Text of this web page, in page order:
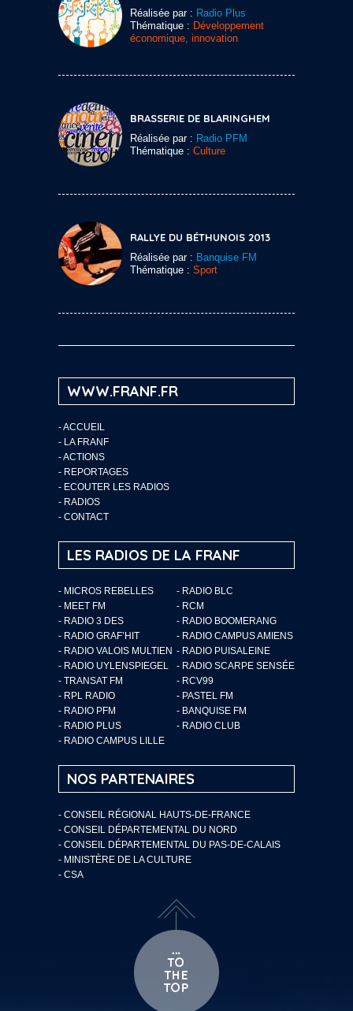
Réalisée par : Radio Plus
Thématique : Développement
économique, innovation
BRASSERIE DE BLARINGHEM
Réalisée par : Radio PFM
Thématique : Culture
RALLYE DU BÉTHUNOIS 2013
Réalisée par : Banquise FM
Thématique : Sport
WWW.FRANF.FR
-ACCUEIL
- LA FRANF
-ACTIONS
- REPORTAGES
- ECOUTER LES RADIOS
- RADIOS
- CONTACT
LES RADIOS DE LA FRANF
- MICROS REBELLES
- RADIO BLC
- MEET FM
- RCM
- RADIO 3 DES
- RADIO BOOMERANG
- RADIO GRAF’HIT
- RADIO CAMPUS AMIENS
- RADIO VALOIS MULTIEN - RADIO PUISALEINE
- RADIO UYLENSPIEGEL
- RADIO SCARPE SENSÉE
- TRANSAT FM
- RCV99
- RPL RADIO
- PASTEL FM
- RADIO PFM
- BANQUISE FM
- RADIO PLUS
- RADIO CLUB
- RADIO CAMPUS LILLE
NOS PARTENAIRES
- CONSEIL RÉGIONAL HAUTS-DE-FRANCE
- CONSEIL DÉPARTEMENTAL DU NORD
- CONSEIL DÉPARTEMENTAL DU PAS-DE-CALAIS
- MINISTÈRE DE LA CULTURE
- CSA